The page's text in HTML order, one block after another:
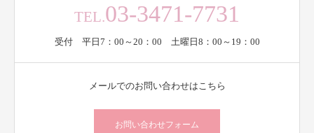
TEL.03-3471-7731
受付 平日7：00～20：00 土曜日8：00～19：00
メールでのお問い合わせはこちら
お問い合わせフォーム